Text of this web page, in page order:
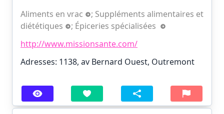
Aliments en vrac ; Suppléments alimentaires et
diététiques
; Épiceries spécialisées
http://www.missionsante.com/
Adresses: 1138, av Bernard Ouest, Outremont